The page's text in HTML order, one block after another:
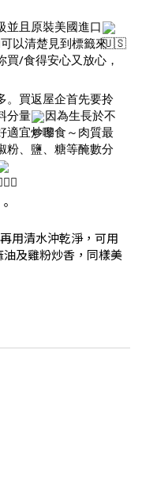
並且原裝美國進口
以清楚見到標籤來
/食得安心又放心，
。買返屋企首先要拎
分量
因為生長於不
適宜炒嚟食～肉質最
粉、鹽、糖等醃數分
用清水沖乾淨，可用
及雞粉炒香，同樣美